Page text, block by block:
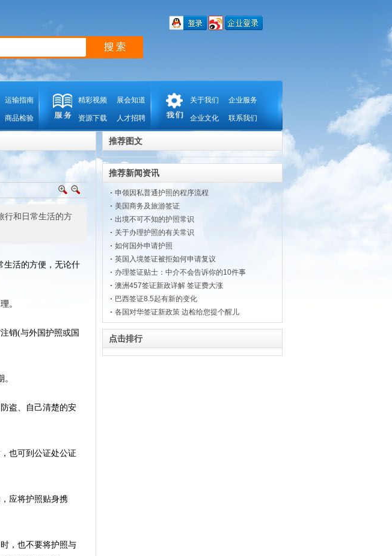
运输指南
商品检验
精彩视频 展会知道
资源下载 人才招聘
关于我们 企业服务
企业文化 联系我们
行和日常生活的方
生活的方便，无论什
。
销(与外国护照或国
盗、自己清楚的安
也可到公证处公证
应将护照贴身携
，也不要将护照与
推荐图文
推荐新闻资讯
申领因私普通护照的程序流程
美国商务及旅游签证
出境不可不知的护照常识
关于办理护照的有关常识
如何国外申请护照
英国入境签证被拒如何申请复议
办理签证贴士：中介不会告诉你的10件事
澳洲457签证新政详解 签证费大涨
巴西签证8.5起有新的变化
各国对华签证新政策 边检给您提个醒儿
点击排行